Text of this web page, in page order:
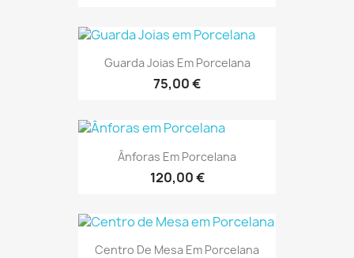
Guarda Joias Em Porcelana
75,00 €
Ânforas Em Porcelana
120,00 €
Centro De Mesa Em Porcelana